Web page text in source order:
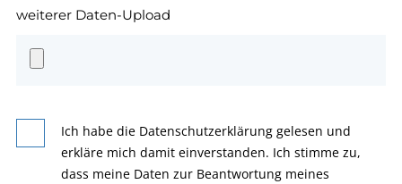
weiterer Daten-Upload
Ich habe die Datenschutzerklärung gelesen und
erkläre mich damit einverstanden. Ich stimme zu,
dass meine Daten zur Beantwortung meines